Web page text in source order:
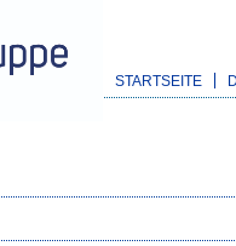
STARTSEITE